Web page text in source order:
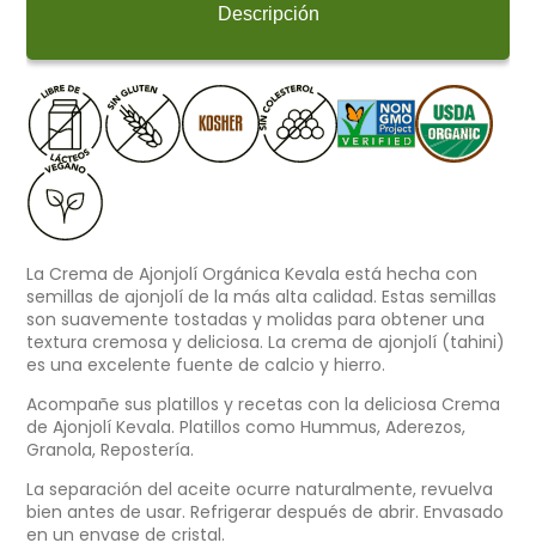
Descripción
La Crema de Ajonjolí Orgánica Kevala está hecha con
semillas de ajonjolí de la más alta calidad. Estas semillas
son suavemente tostadas y molidas para obtener una
textura cremosa y deliciosa. La crema de ajonjolí (tahini)
es una excelente fuente de calcio y hierro.
Acompañe sus platillos y recetas con la deliciosa Crema
de Ajonjolí Kevala. Platillos como Hummus, Aderezos,
Granola, Repostería.
La separación del aceite ocurre naturalmente, revuelva
bien antes de usar. Refrigerar después de abrir. Envasado
en un envase de cristal.